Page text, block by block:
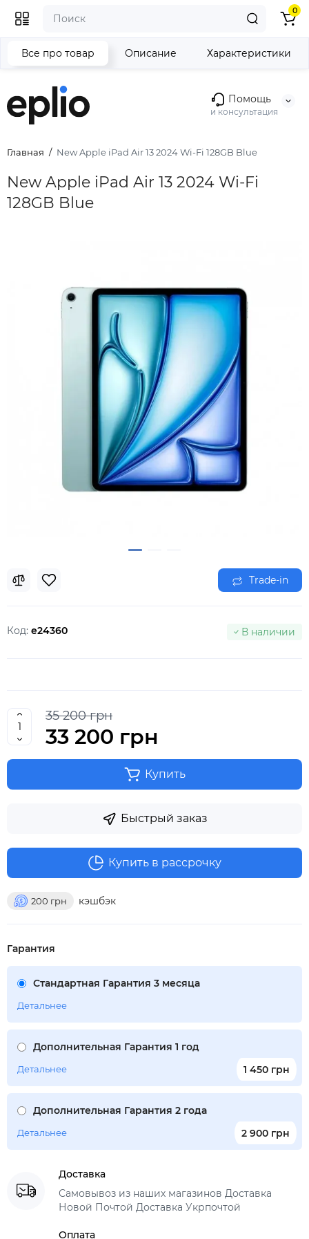
Помощь
и консультация
0
Главная New Apple iPad Air 13 2024 Wi-Fi 128GB Blue
New Apple iPad Air 13 2024 Wi-Fi
128GB Blue
Все про товар Описание Характеристики
Trade-in
Код: e24360 В наличии
35 200 грн
33 200 грн
Купить
Быстрый заказ
200 грн кэшбэк
Купить в рассрочку
Гарантия
Стандартная Гарантия 3 месяца
Детальнее
Дополнительная Гарантия 1 год
1 450 грн
Детальнее
Дополнительная Гарантия 2 года
2 900 грн
Детальнее
Доставка
Самовывоз из наших магазинов Доставка
Новой Почтой Доставка Укрпочтой
Оплата